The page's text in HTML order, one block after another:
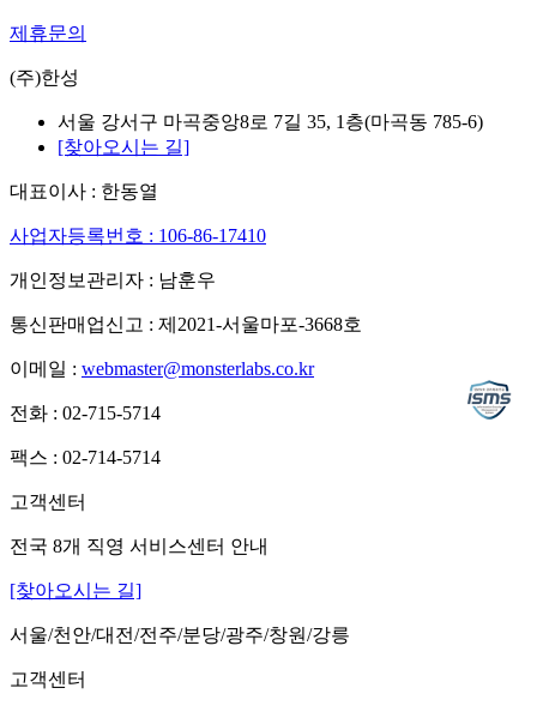
제휴문의
(주)한성
서울 강서구 마곡중앙8로 7길 35, 1층(마곡동 785-6)
[찾아오시는 길]
대표이사 : 한동열
사업자등록번호 : 106-86-17410
개인정보관리자 : 남훈우
통신판매업신고 : 제2021-서울마포-3668호
이메일 : webmaster@monsterlabs.co.kr
전화 : 02-715-5714
팩스 : 02-714-5714
고객센터
전국 8개 직영 서비스센터 안내
[찾아오시는 길]
서울/천안/대전/전주/분당/광주/창원/강릉
고객센터